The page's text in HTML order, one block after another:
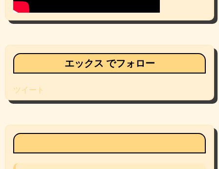
エックス でフォロー
ツイート